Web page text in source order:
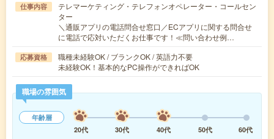
仕事内容
テレマーケティング・テレフォンオペレーター・コールセン
ター
＼通販アプリの電話問合せ窓口／ECアプリに関する問合せ
に電話で応対いただくお仕事です！≪問い合わせ例…
応募資格
職種未経験OK / ブランクOK / 英語力不要
未経験OK！基本的なPC操作ができればOK
職場の雰囲気
年齢層
20代
30代 40代 50代
60代